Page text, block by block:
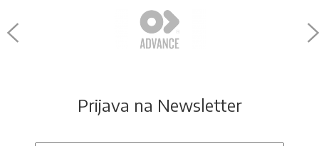
Prijava na Newsletter